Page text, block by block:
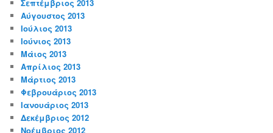
Σεπτέμβριος 2013
Αύγουστος 2013
Ιούλιος 2013
Ιούνιος 2013
Μάιος 2013
Απρίλιος 2013
Μάρτιος 2013
Φεβρουάριος 2013
Ιανουάριος 2013
Δεκέμβριος 2012
Νοέμβριος 2012